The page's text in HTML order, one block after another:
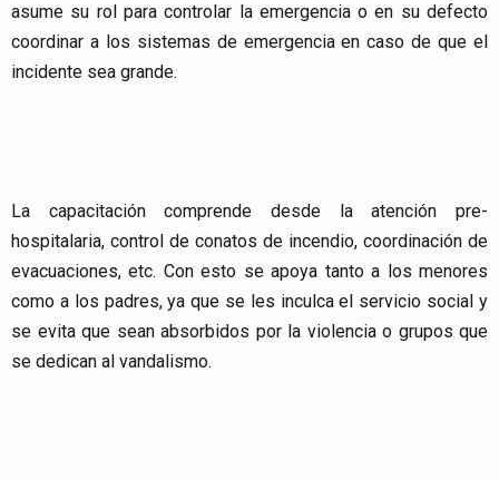
asume su rol para controlar la emergencia o en su defecto
coordinar a los sistemas de emergencia en caso de que el
incidente sea grande.
La capacitación comprende desde la atención pre-
hospitalaria, control de conatos de incendio, coordinación de
evacuaciones, etc. Con esto se apoya tanto a los menores
como a los padres, ya que se les inculca el servicio social y
se evita que sean absorbidos por la violencia o grupos que
se dedican al vandalismo.